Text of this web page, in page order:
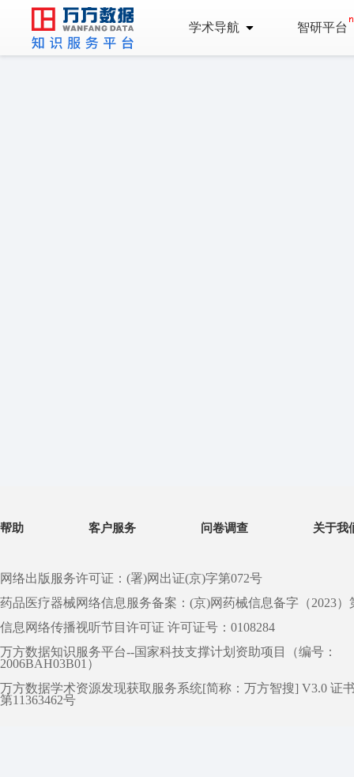
学术导航 智研平台
帮助 客户服务 问卷调查 关于我
网络出版服务许可证：(署)网出证(京)字第072号
药品医疗器械网络信息服务备案：(京)网药械信息备字（2023）
信息网络传播视听节目许可证 许可证号：0108284
万方数据知识服务平台--国家科技支撑计划资助项目（编号：
2006BAH03B01）
万方数据学术资源发现获取服务系统[简称：万方智搜] V3.0 证
第11363462号